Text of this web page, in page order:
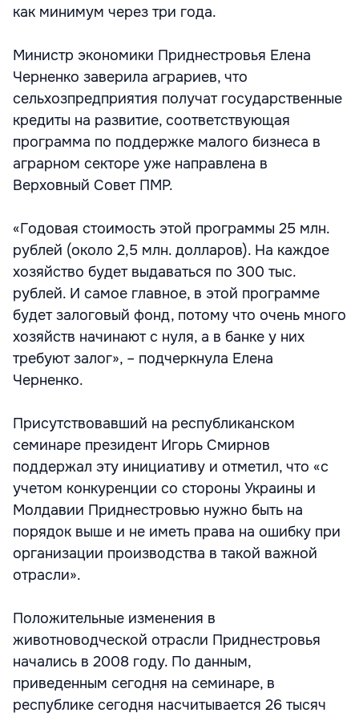
как минимум через три года.
Министр экономики Приднестровья Елена
Черненко заверила аграриев, что
сельхозпредприятия получат государственные
кредиты на развитие, соответствующая
программа по поддержке малого бизнеса в
аграрном секторе уже направлена в
Верховный Совет ПМР.
«Годовая стоимость этой программы 25 млн.
рублей (около 2,5 млн. долларов). На каждое
хозяйство будет выдаваться по 300 тыс.
рублей. И самое главное, в этой программе
будет залоговый фонд, потому что очень много
хозяйств начинают с нуля, а в банке у них
требуют залог», – подчеркнула Елена
Черненко.
Присутствовавший на республиканском
семинаре президент Игорь Смирнов
поддержал эту инициативу и отметил, что «с
учетом конкуренции со стороны Украины и
Молдавии Приднестровью нужно быть на
порядок выше и не иметь права на ошибку при
организации производства в такой важной
отрасли».
Положительные изменения в
животноводческой отрасли Приднестровья
начались в 2008 году. По данным,
приведенным сегодня на семинаре, в
республике сегодня насчитывается 26 тысяч